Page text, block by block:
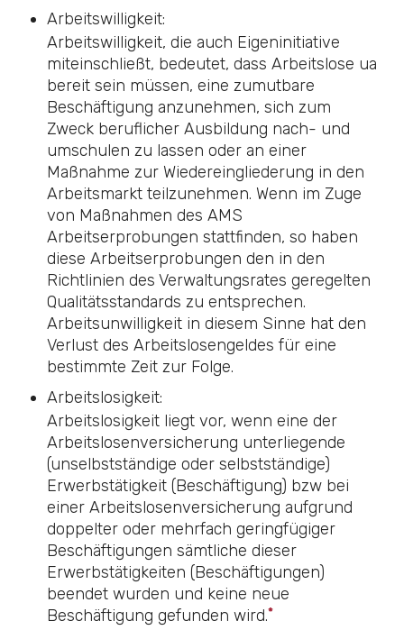
Arbeitswilligkeit:
Arbeitswilligkeit, die auch Eigeninitiative
miteinschließt, bedeutet, dass Arbeitslose ua
bereit sein müssen, eine zumutbare
Beschäftigung anzunehmen, sich zum
Zweck beruflicher Ausbildung nach- und
umschulen zu lassen oder an einer
Maßnahme zur Wiedereingliederung in den
Arbeitsmarkt teilzunehmen. Wenn im Zuge
von Maßnahmen des AMS
Arbeitserprobungen stattfinden, so haben
diese Arbeitserprobungen den in den
Richtlinien des Verwaltungsrates geregelten
Qualitätsstandards zu entsprechen.
Arbeitsunwilligkeit in diesem Sinne hat den
Verlust des Arbeitslosengeldes für eine
bestimmte Zeit zur Folge.
Arbeitslosigkeit:
Arbeitslosigkeit liegt vor, wenn eine der
Arbeitslosenversicherung unterliegende
(unselbstständige oder selbstständige)
Erwerbstätigkeit (Beschäftigung) bzw bei
einer Arbeitslosenversicherung aufgrund
doppelter oder mehrfach geringfügiger
Beschäftigungen sämtliche dieser
Erwerbstätigkeiten (Beschäftigungen)
beendet wurden und keine neue
Beschäftigung gefunden wird.*